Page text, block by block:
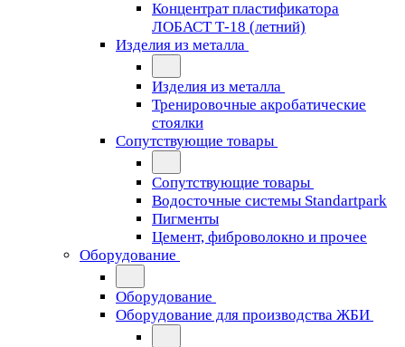
Концентрат пластификатора
ЛОБАСТ Т-18 (летний)
Изделия из металла
Изделия из металла
Тренировочные акробатические
стоялки
Сопутствующие товары
Сопутствующие товары
Водосточные системы Standartpark
Пигменты
Цемент, фиброволокно и прочее
Оборудование
Оборудование
Оборудование для производства ЖБИ